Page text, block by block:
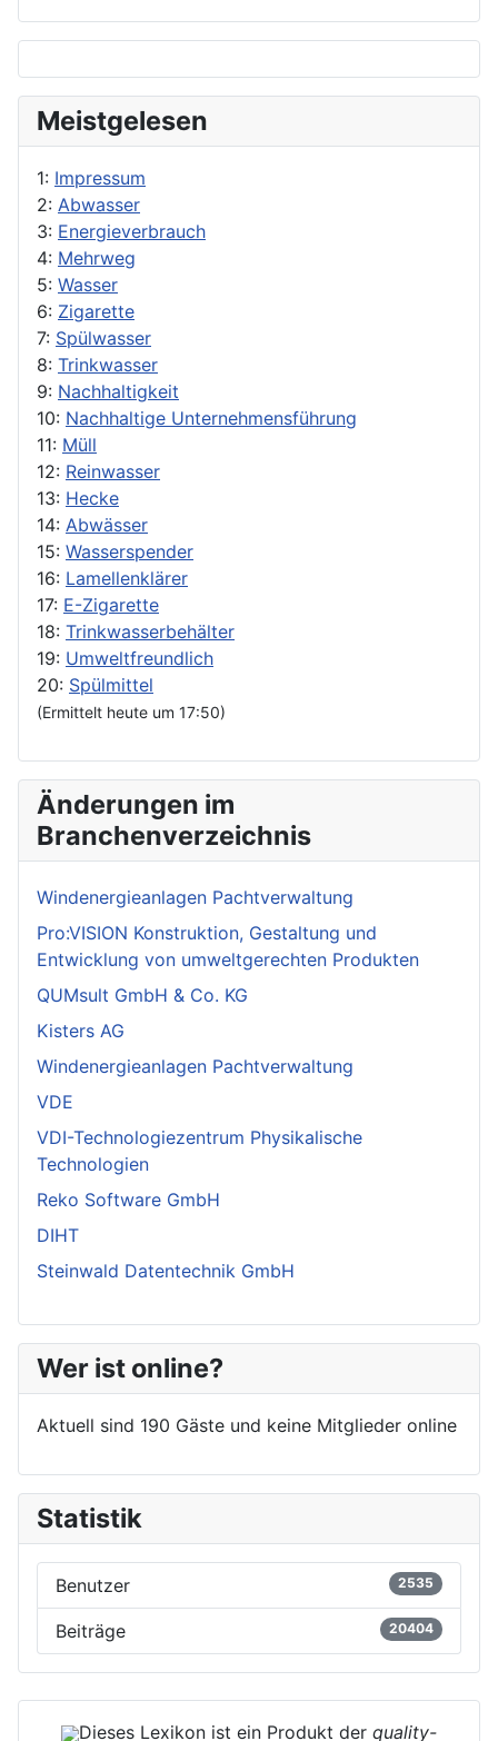
Meistgelesen
1: Impressum
2: Abwasser
3: Energieverbrauch
4: Mehrweg
5: Wasser
6: Zigarette
7: Spülwasser
8: Trinkwasser
9: Nachhaltigkeit
10: Nachhaltige Unternehmensführung
11: Müll
12: Reinwasser
13: Hecke
14: Abwässer
15: Wasserspender
16: Lamellenklärer
17: E-Zigarette
18: Trinkwasserbehälter
19: Umweltfreundlich
20: Spülmittel
(Ermittelt heute um 17:50)
Änderungen im
Branchenverzeichnis
Windenergieanlagen Pachtverwaltung
Pro:VISION Konstruktion, Gestaltung und
Entwicklung von umweltgerechten Produkten
QUMsult GmbH & Co. KG
Kisters AG
Windenergieanlagen Pachtverwaltung
VDE
VDI-Technologiezentrum Physikalische
Technologien
Reko Software GmbH
DIHT
Steinwald Datentechnik GmbH
Wer ist online?
Aktuell sind 190 Gäste und keine Mitglieder online
Statistik
Benutzer 2535
Beiträge 20404
Dieses Lexikon ist ein Produkt der quality-